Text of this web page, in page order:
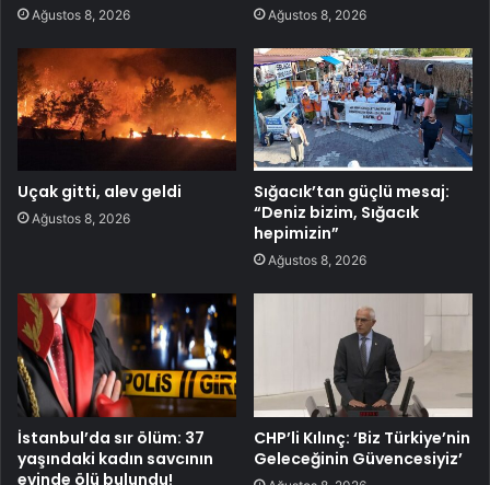
Ağustos 8, 2026 Ağustos 8, 2026
Uçak gitti, alev geldi
Ağustos 8, 2026
Sığacık’tan güçlü mesaj:
“Deniz bizim, Sığacık
hepimizin”
Ağustos 8, 2026
İstanbul’da sır ölüm: 37
yaşındaki kadın savcının
evinde ölü bulundu!
CHP’li Kılınç: ‘Biz Türkiye’nin
Geleceğinin Güvencesiyiz’